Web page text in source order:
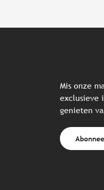
Mis onze
exclusieve
genieten